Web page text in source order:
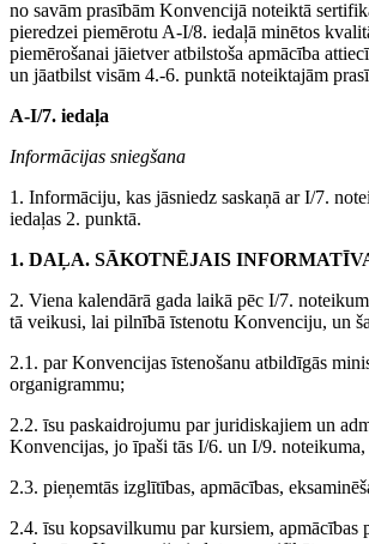
no savām prasībām Konvencijā noteiktā
pieredzei piemērotu A-I/8. iedaļā minētos
piemērošanai jāietver atbilstoša apmācība
un jāatbilst visām 4.-6. punktā noteiktajām
A-I/7. iedaļa
Informācijas sniegšana
1. Informāciju, kas jāsniedz saskaņā ar I/7.
iedaļas 2. punktā.
1. DAĻA. SĀKOTNĒJAIS
2. Viena kalendārā gada laikā pēc I/7.
tā veikusi, lai pilnībā īstenotu Konvenciju, un
2.1. par Konvencijas īstenošanu atbildīgās
organigrammu;
2.2. īsu paskaidrojumu par juridiskajiem un
Konvencijas, jo īpaši tās I/6. un I/9. noteikuma,
2.3. pieņemtās izglītības, apmācības,
2.4. īsu kopsavilkumu par kursiem, apmācības